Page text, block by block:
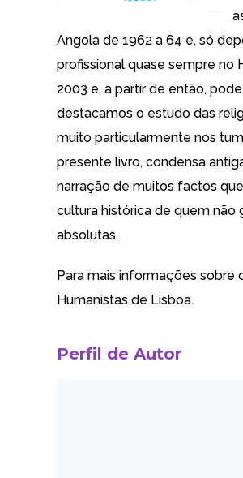
Angola de 1962 a 64 e, só
profissional quase sempre no
2003 e, a partir de então,
destacamos o estudo das
muito particularmente nos
presente livro, condensa
narração de muitos factos
cultura histórica de quem não
absolutas.
Para mais informações sobre
Humanistas de Lisboa.
Perfil de Autor